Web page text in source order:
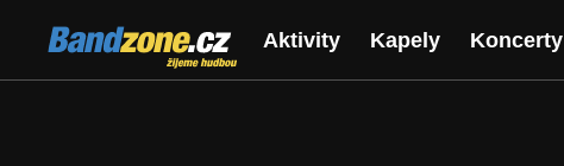
Bandzone.cz
žijeme hudbou
Aktivity Kapely Koncerty